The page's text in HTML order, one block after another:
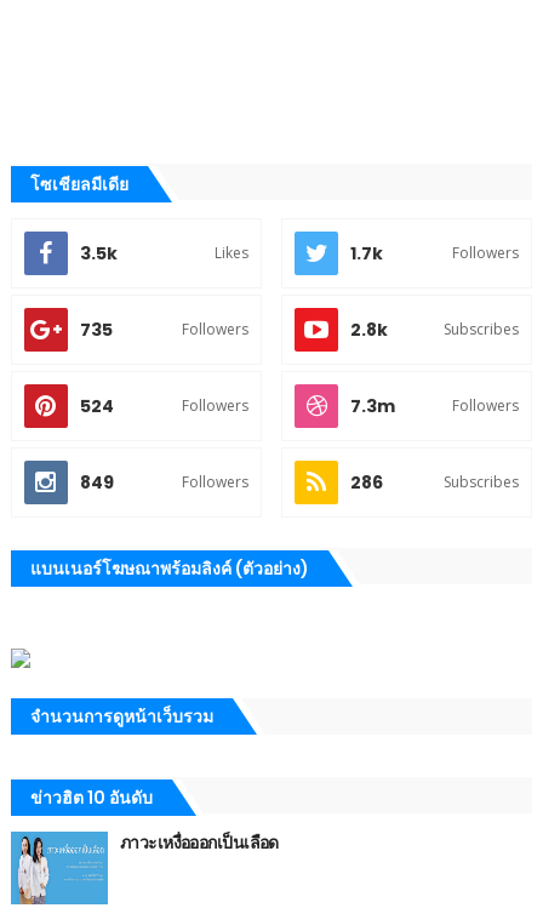
โซเชียลมีเดีย
3.5k Likes 1.7k Followers
735 Followers 2.8k Subscribes
524 Followers 7.3m Followers
849 Followers 286 Subscribes
แบนเนอร์โฆษณาพร้อมลิงค์ (ตัวอย่าง)
จำนวนการดูหน้าเว็บรวม
ข่าวฮิต 10 อันดับ
ภาวะเหงื่อออกเป็นเลือด